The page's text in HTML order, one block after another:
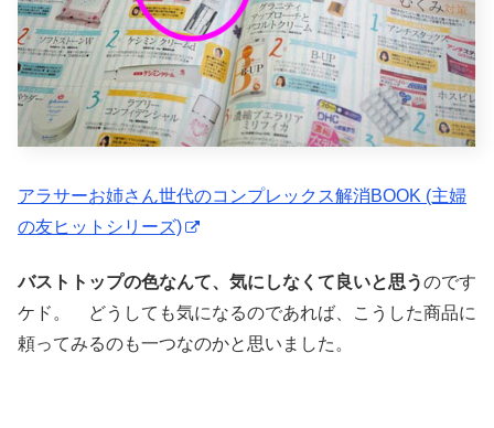
アラサーお姉さん世代のコンプレックス解消BOOK (主婦
の友ヒットシリーズ)
バストトップの色なんて、気にしなくて良いと思うのです
ケド。 どうしても気になるのであれば、こうした商品に
頼ってみるのも一つなのかと思いました。